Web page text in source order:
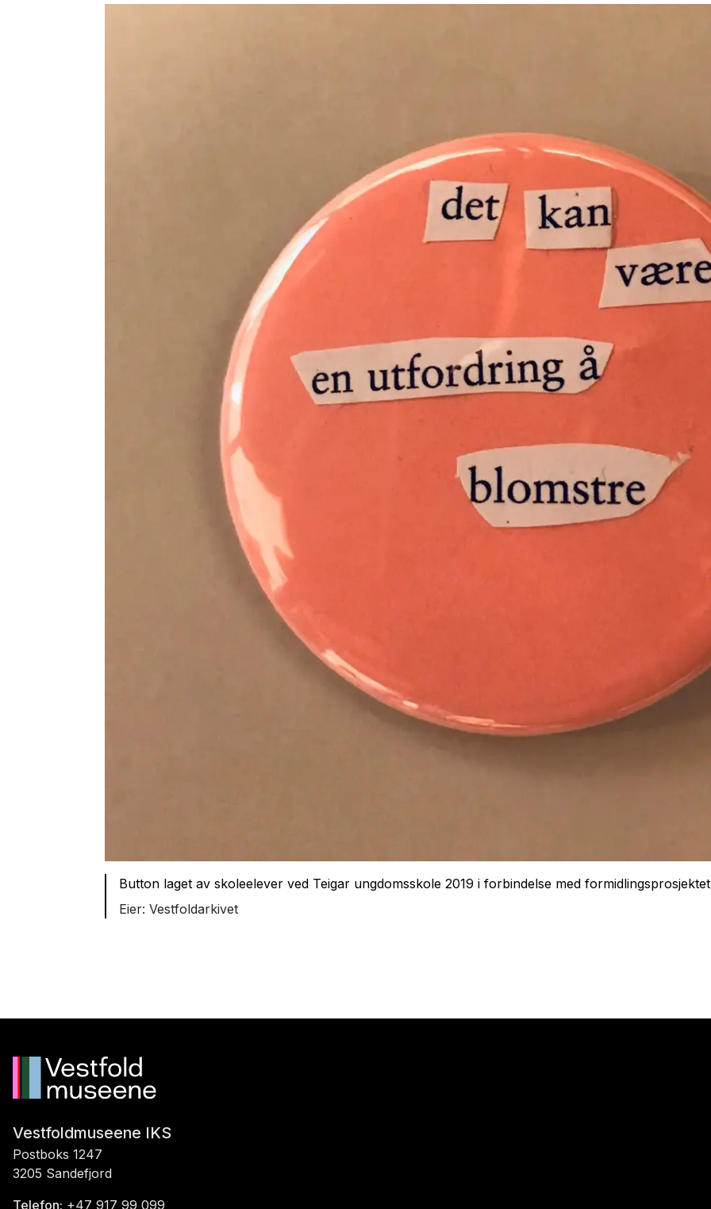
Button laget av skoleelever ved Teigar ungdomsskole 2019 i forbindelse med
Vestfoldarkivet
Vestfoldmuseene IKS
Postboks 1247
3205 Sandefjord
Telefon: +47 917 99 099